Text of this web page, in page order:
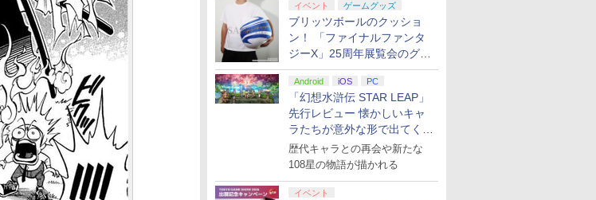
イベント ゲームグッズ
ブリッツボールのクッショ
ン！ 「ファイナルファンタ
ジーX」25周年展覧会のグッ
ズ情報が公開
Android iOS PC
「幻想水滸伝 STAR LEAP」
先行レビュー 懐かしいキャ
ラたちが意外な形で出てくる
シリーズ完全新作！
歴代キャラとの再会や新たな
108星の物語が描かれる
イベント